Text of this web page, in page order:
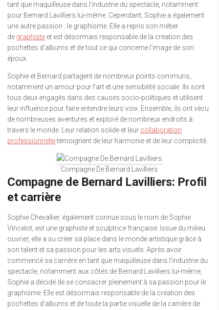
tant que maquilleuse dans l’industrie du spectacle, notamment
pour Bernard Lavilliers lui-même. Cependant, Sophie a également
une autre passion : le graphisme. Elle a repris son métier
de graphiste et est désormais responsable de la création des
pochettes d’albums et de tout ce qui concerne l’image de son
époux.
Sophie et Bernard partagent de nombreux points communs,
notamment un amour pour l’art et une sensibilité sociale. Ils sont
tous deux engagés dans des causes socio-politiques et utilisent
leur influence pour faire entendre leurs voix. Ensemble, ils ont vécu
de nombreuses aventures et exploré de nombreux endroits à
travers le monde. Leur relation solide et leur collaboration
professionnelletémoignent de leur harmonie et de leur complicité.
Compagne De Bernard Lavilliers
Compagne de Bernard Lavilliers: Profil
et carrière
Sophie Chevallier, également connue sous le nom de Sophie
Vincelot, est une graphiste et sculptrice française. Issue du milieu
ouvrier, elle a su créer sa place dans le monde artistique grâce à
son talent et sa passion pour les arts visuels. Après avoir
commencé sa carrière en tant que maquilleuse dans l’industrie du
spectacle, notamment aux côtés de Bernard Lavilliers lui-même,
Sophie a décidé de se consacrer pleinement à sa passion pour le
graphisme. Elle est désormais responsable de la création des
pochettes d’albums et de toute la partie visuelle de la carrière de